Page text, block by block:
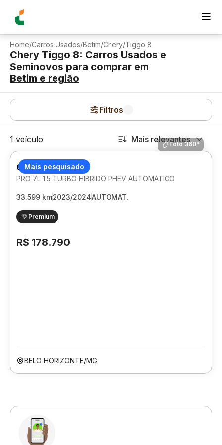
Home/Carros Usados/Betim/Chery/Tiggo 8
Chery Tiggo 8: Carros Usados e
Seminovos para comprar em
Betim e região
Filtros
1 veículo Mais relevantes
Mais pesquisado
Foto 360º
CHERY TIGGO 8
PRO 7L 1.5 TURBO HIBRIDO PHEV AUTOMATICO
33.599 km2023/2024AUTOMAT.
Premium
R$ 178.790
BELO HORIZONTE/MG